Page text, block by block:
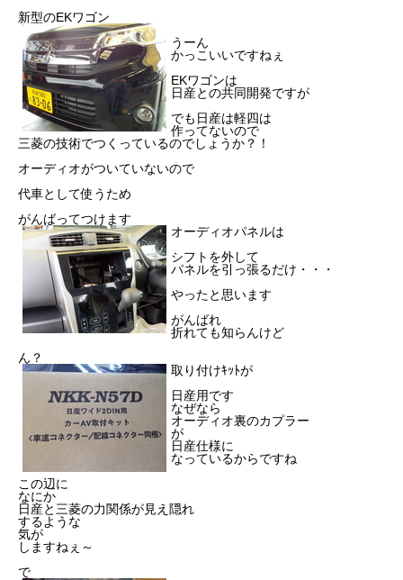
新型のEKワゴン
うーん
かっこいいですねぇ
EKワゴンは
日産との共同開発ですが
でも日産は軽四は
作ってないので
三菱の技術でつくっているのでしょうか？！
オーディオがついていないので
代車として使うため
がんばってつけます
オーディオパネルは
シフトを外して
パネルを引っ張るだけ・・・
やったと思います
がんばれ
折れても知らんけど
ん？
取り付けｷｯﾄが
日産用です
なぜなら
オーディオ裏のカプラー
が
日産仕様に
なっているからですね
この辺に
なにか
日産と三菱の力関係が見え隠れ
するような
気が
しますねぇ～
で